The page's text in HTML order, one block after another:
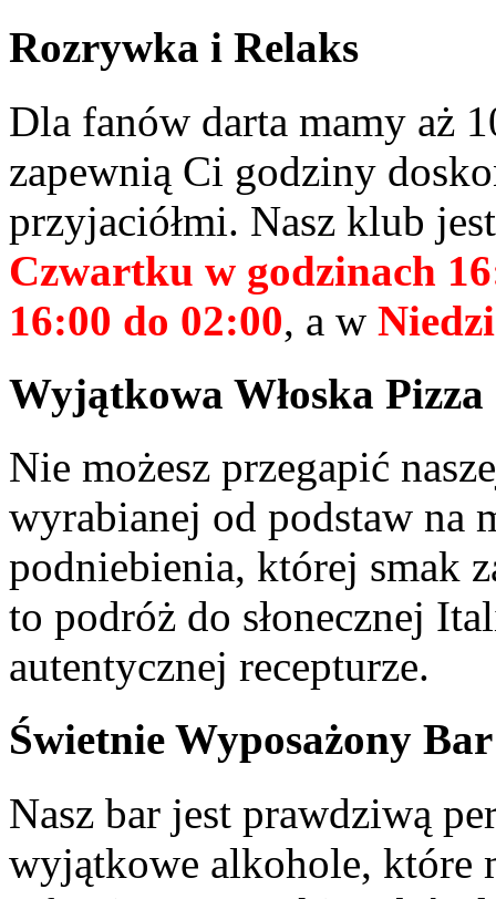
Rozrywka i Relaks
Dla fanów darta mamy aż
zapewnią Ci godziny
przyjaciółmi. Nasz klub
Czwartku w godzinach
16:00 do 02:00, a w
Wyjątkowa Włoska Pizza
Nie możesz przegapić
wyrabianej od podstaw na
podniebienia, której smak
to podróż do słonecznej
autentycznej recepturze.
Świetnie Wyposażony Bar
Nasz bar jest prawdziwą
wyjątkowe alkohole, które